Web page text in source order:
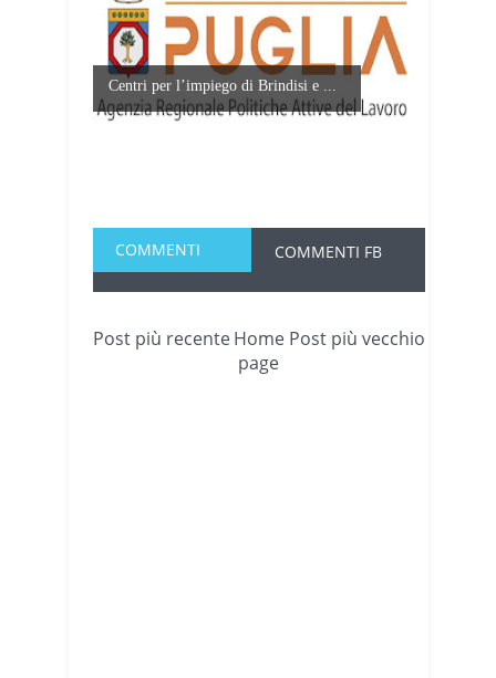
Centri per l’impiego di Brindisi e ...
COMMENTI COMMENTI FB
Post più recente Post più vecchio
Home
page